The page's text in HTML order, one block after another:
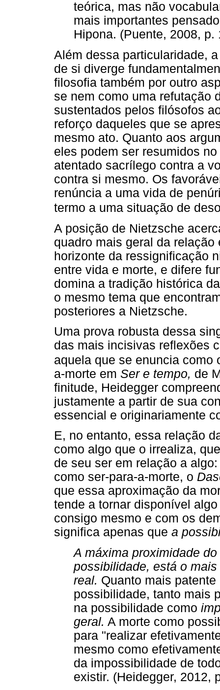
teórica, mas não
mais importantes
Hipona. (Puente, 2008, p.
Além dessa particularidade,
de si diverge
filosofia também por outro
se nem como uma refutação
sustentados pelos filósofos
reforço daqueles que se
mesmo ato. Quanto aos
eles podem ser resumidos
atentado sacrílego contra a
contra si mesmo. Os
renúncia a uma vida de
termo a uma situação de
A posição de Nietzsche
quadro mais geral da
horizonte da ressignificação
entre vida e morte, e difere
domina a tradição histórica
o mesmo tema que
posteriores a Nietzsche.
Uma prova robusta dessa
das mais incisivas reflexões
aquela que se enuncia como
a-morte em Ser e tempo, de
finitude, Heidegger
justamente a partir de sua
essencial e originariamente
E, no entanto, essa relação
como algo que o irrealiza,
de seu ser em relação a
como ser-para-a-morte, o
que essa aproximação da
tende a tornar disponível
consigo mesmo e com os
significa apenas que a
A máxima proximidade
possibilidade, está o
real. Quanto mais
possibilidade, tanto mais
na possibilidade como
geral. A morte como
para "realizar
mesmo como
da impossibilidade de
existir. (Heidegger, 2012,